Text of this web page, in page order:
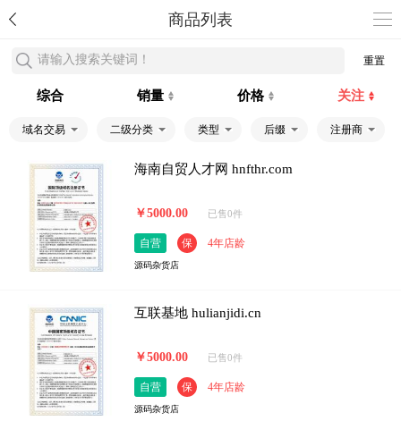
商品列表
请输入搜索关键词！ 重置
综合 销量 价格 关注
域名交易 二级分类 类型 后缀 注册商
海南自贸人才网 hnfthr.com
￥5000.00 已售0件
自营 保 4年店龄
源码杂货店
互联基地 hulianjidi.cn
￥5000.00 已售0件
自营 保 4年店龄
源码杂货店